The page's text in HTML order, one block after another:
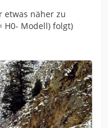
etwas näher zu
H0- Modell) folgt)